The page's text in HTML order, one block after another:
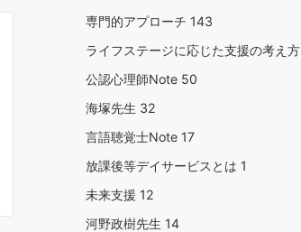
専門的アプローチ 143
ライフステージに応じた支援の考え方
公認心理師Note 50
海塚先生 32
言語聴覚士Note 17
放課後等デイサービスとは 1
未来支援 12
河野政樹先生 14